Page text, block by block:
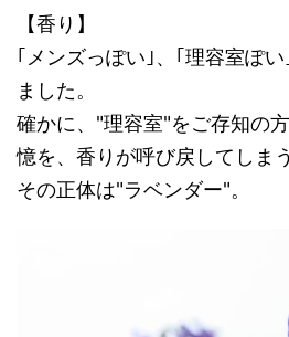
【香り】
｢メンズっぽい｣、｢理容室ぽ
ました。
確かに、"理容室"をご存知の
憶を、香りが呼び戻してしま
その正体は"ラベンダー"。